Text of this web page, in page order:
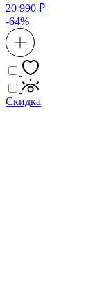
20 990 ₽
-64%
Скидка